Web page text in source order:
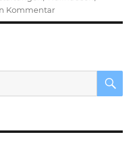
Kommentarzu
Erstes
–
Limit